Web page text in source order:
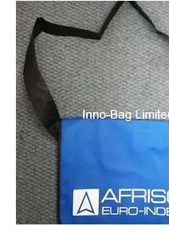
克 (一般.) 以80克為最常
任何顏色 尺寸: 因應顧客